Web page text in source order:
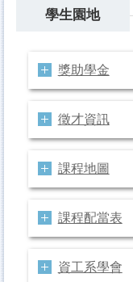
學生園地
獎助學金
徵才資訊
課程地圖
課程配當表
資工系學會